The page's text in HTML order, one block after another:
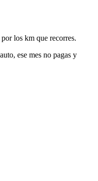
los km que recorres.
ese mes no pagas y